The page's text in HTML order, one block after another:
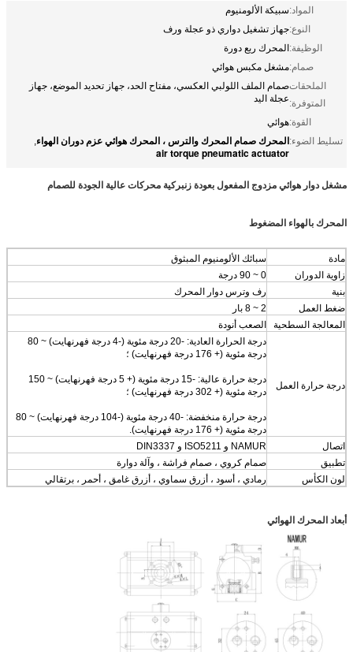
المواد:سبيكة الألومنيوم
النوع:جهاز تشغيل دواري ذو عجلة ورف
الوظيفة:المحرك ربع دورة
صمام:مشغل مكبس هوائي
الملحقات
المتوفرة:
صمام الملف اللولبي العكسي، مفتاح الحد، جهاز تحديد الموضع، جهاز
عجلة اليد
القوة:هوائي
تسليط الضوء:المحرك صمام المحرك والترس ، المحرك هوائي عزم دوران الهواء,
air torque pneumatic actuator
مشغل دوار هوائي مزدوج المفعول بعودة زنبركية محركات عالية الجودة للصمام
المحرك بالهواء المضغوط
مادة
سبائك الألومنيوم المبثوق
زاوية الدوران
0 ~ 90 درجة
بنية
رف وترس دوار المحرك
ضغط العمل
2 ~ 8 بار
المعالجة السطحية
الصعب أنودة
درجة حرارة العمل
درجة الحرارة العادية: -20 درجة مئوية (-4 درجة فهرنهايت) ~ 80
درجة مئوية (+ 176 درجة فهرنهايت) ؛
درجة حرارة عالية: -15 درجة مئوية (+ 5 درجة فهرنهايت) ~ 150
درجة مئوية (+ 302 درجة فهرنهايت) ؛
درجة حرارة منخفضة: -40 درجة مئوية (-104 درجة فهرنهايت) ~ 80
درجة مئوية (+ 176 درجة فهرنهايت).
اتصال
NAMUR و ISO5211 و DIN3337
تطبيق
صمام كروي ، صمام فراشة ، وآلة دوارة
لون الكأس
رمادي ، أسود ، أزرق سماوي ، أزرق غامق ، أحمر ، برتقالي
أبعاد المحرك الهوائي